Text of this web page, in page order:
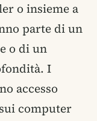
o insieme a
parte di un
o di un
I
accesso
computer